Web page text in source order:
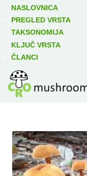
NASLOVNICA
PREGLED VRSTA
TAKSONOMIJA
KLJUČ VRSTA
ČLANCI
Izravno